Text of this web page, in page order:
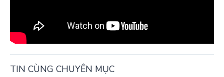
TIN CÙNG CHUYÊN MỤC